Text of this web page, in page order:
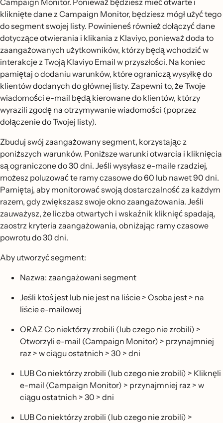
kliknięte dane z Campaign Monitor, będziesz mógł użyć tego
do segment swojej listy. Powinieneś również dołączyć dane
dotyczące otwierania i klikania z Klaviyo, ponieważ doda to
zaangażowanych użytkowników, którzy będą wchodzić w
interakcje z Twoją Klaviyo Email w przyszłości. Na koniec
pamiętaj o dodaniu warunków, które ograniczą wysyłkę do
klientów dodanych do głównej listy. Zapewni to, że Twoje
wiadomości e-mail będą kierowane do klientów, którzy
wyrazili zgodę na otrzymywanie wiadomości (poprzez
dołączenie do Twojej listy).
Zbuduj swój zaangażowany segment, korzystając z
poniższych warunków. Poniższe warunki otwarcia i kliknięcia
są ograniczone do 30 dni. Jeśli wysyłasz e-maile rzadziej,
możesz poluzować te ramy czasowe do 60 lub nawet 90 dni.
Pamiętaj, aby monitorować swoją dostarczalność za każdym
razem, gdy zwiększasz swoje okno zaangażowania. Jeśli
zauważysz, że liczba otwartych i wskaźnik kliknięć spadają,
zaostrz kryteria zaangażowania, obniżając ramy czasowe
powrotu do 30 dni.
Aby utworzyć segment:
Nazwa: zaangażowani segment
Jeśli ktoś jest lub nie jest na liście > Osoba jest > na
liście e-mailowej
ORAZ Co niektórzy zrobili (lub czego nie zrobili) >
Otworzyli e-mail (Campaign Monitor) > przynajmniej
raz > w ciągu ostatnich > 30 > dni
LUB Co niektórzy zrobili (lub czego nie zrobili) > Kliknęli
e-mail (Campaign Monitor) > przynajmniej raz > w
ciągu ostatnich > 30 > dni
LUB Co niektórzy zrobili (lub czego nie zrobili) >